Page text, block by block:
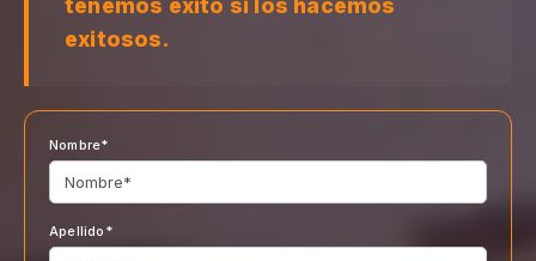
tenemos éxito si los hacemos
exitosos.
Nombre*
Apellido*